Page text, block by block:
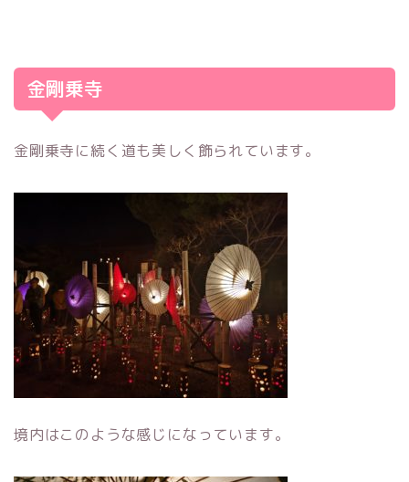
金剛乗寺
金剛乗寺に続く道も美しく飾られています。
境内はこのような感じになっています。